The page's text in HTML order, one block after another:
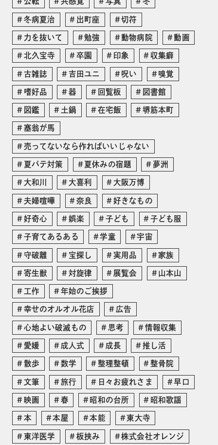
冬病夏治 出町座 切符
力を抜いて 勉強 動物病院 動画
北久宝寺 卒園 印象 収集癖
古雑誌 吉田ユニ 呪い 嗅覚
嗜好品 器 回覧板 図書館
図鑑 土鍋 在宅飯 堺筋本町
塞翁が馬
売ってないなら作ればいいじゃない
夏バテ対策 夏休みの宿題 夢洲
大和川 大喜利 大阪万博
夫婦喧嘩 奈良 好きなもの
好奇心 娯楽 子ども 子ども服
子育てあるある 学童 宇宙
守破離 宝探し 実用品 家族
寄生獣 対旋律 展覧会 山本山
工作 年始のご挨拶
幸せのオルオル花店 広告
心地よい破滅もの 思考 情報収集
愛媛 成人式 成長 推し活
散歩 数学 整理整頓 整骨院
文筆 旅行 日々お疲れさま 早口
映画 春 昭和の台所 昭和歌謡
本 本屋 本能 東大寺
東洋医学 板挟み 株式会社オレンジ